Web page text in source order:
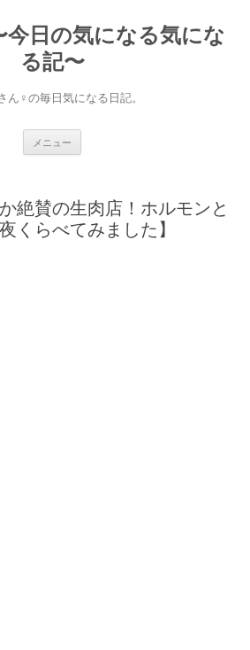
日の気になる気にな
る記〜
ん♀の毎日気になる日記。
メニュー
絶賛の生肉店！ホルモンと
くらべてみました】